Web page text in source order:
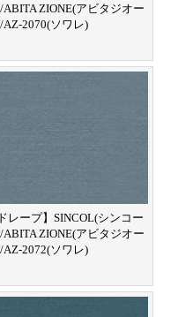
ABITA ZIONE(アビタジオー
AZ-2070(ソワレ)
ドレープ】SINCOL(シンコー
ABITA ZIONE(アビタジオー
AZ-2072(ソワレ)